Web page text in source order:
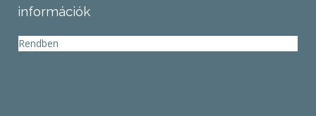
információk
Rendben